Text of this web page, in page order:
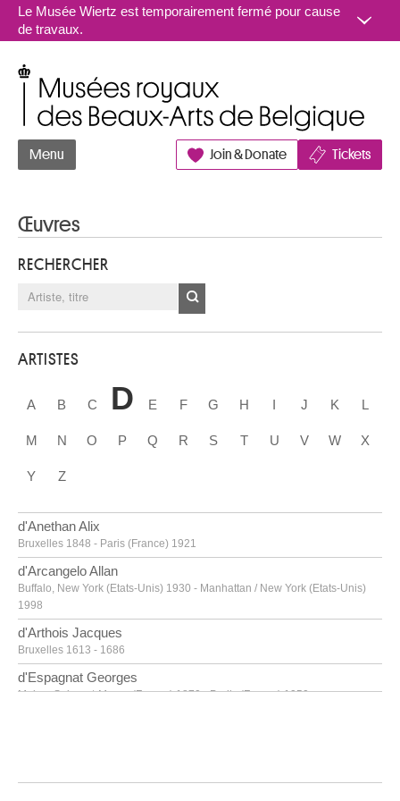
Aller au contenu
Le Musée Wiertz est temporairement fermé pour cause
de travaux.
Menu Join & Donate Tickets
Œuvres
RECHERCHER
ARTISTES
A B C D E F G H I J K L
M N O P Q R S T U V W X
Y Z
d'Anethan Alix
Bruxelles 1848 - Paris (France) 1921
d'Arcangelo Allan
Buffalo, New York (Etats-Unis) 1930 - Manhattan / New York (Etats-Unis)
1998
d'Arthois Jacques
Bruxelles 1613 - 1686
d'Espagnat Georges
Melun, Seine-et-Marne (France) 1870 - Parijs (France) 1950
Grammont 1921 - Bruges 1996